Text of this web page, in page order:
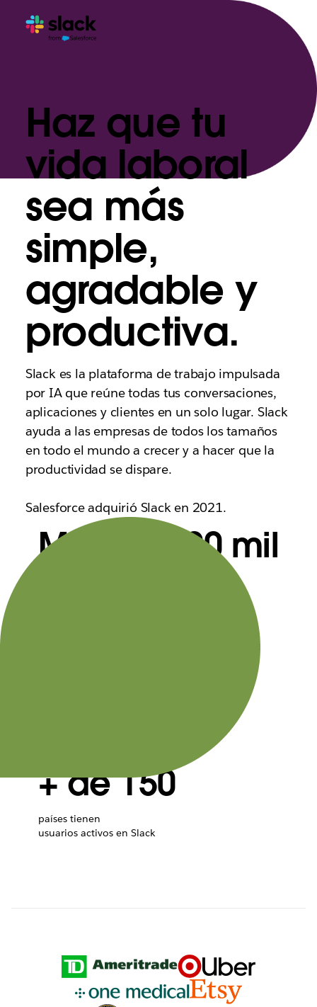
Haz que tu
vida laboral
sea más
simple,
agradable y
productiva.
Slack es la plataforma de trabajo impulsada
por IA que reúne todas tus conversaciones,
aplicaciones y clientes en un solo lugar. Slack
ayuda a las empresas de todos los tamaños
en todo el mundo a crecer y a hacer que la
productividad se dispare.
Salesforce adquirió Slack en 2021.
Más de 200 mil
+ de 150
países tienen
usuarios activos en Slack